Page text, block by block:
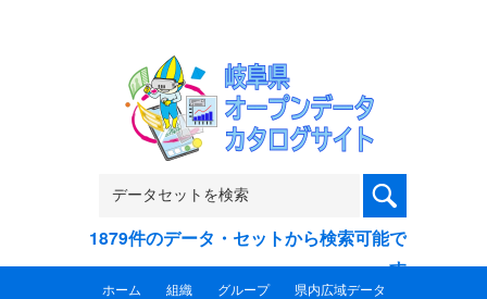
1879件のデータ・セットから検索可能で
す
ホーム 組織 グループ 県内広域データ